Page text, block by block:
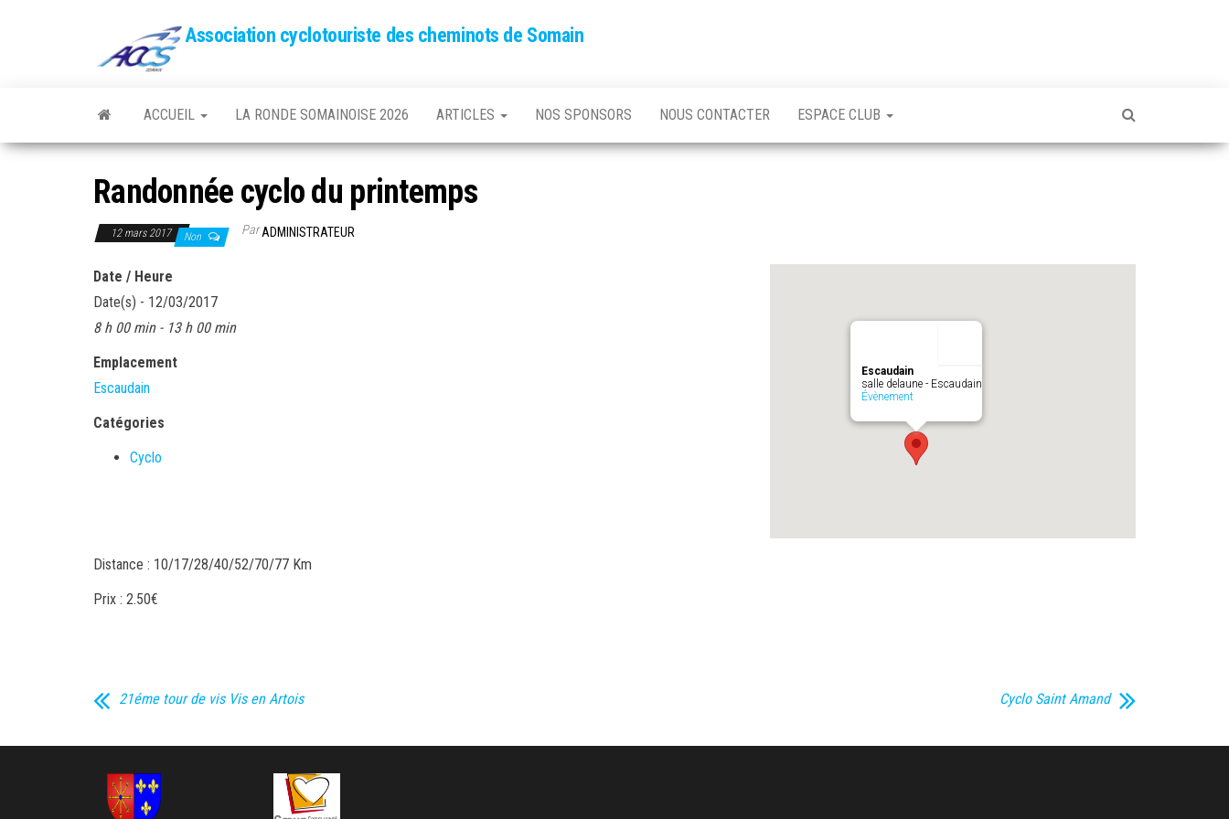
Association cyclotouriste des cheminots de Somain
ACCUEIL LA RONDE SOMAINOISE 2026 ARTICLES NOS SPONSORS NOUS CONTACTER ESPACE CLUB
Randonnée cyclo du printemps
12 mars 2017 Non ParADMINISTRATEUR
Escaudain
salle delaune - Escaudain
Évènement
Date / Heure
Date(s) - 12/03/2017
8 h 00 min - 13 h 00 min
Emplacement
Escaudain
Catégories
Cyclo
Distance : 10/17/28/40/52/70/77 Km
Prix : 2.50€
21éme tour de vis Vis en Artois Cyclo Saint Amand